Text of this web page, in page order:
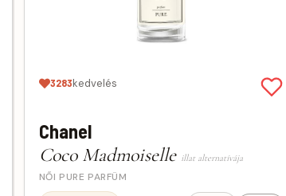
3283kedvelés
Chanel
Coco Madmoiselle illat alternatívája
NŐI PURE PARFÜM